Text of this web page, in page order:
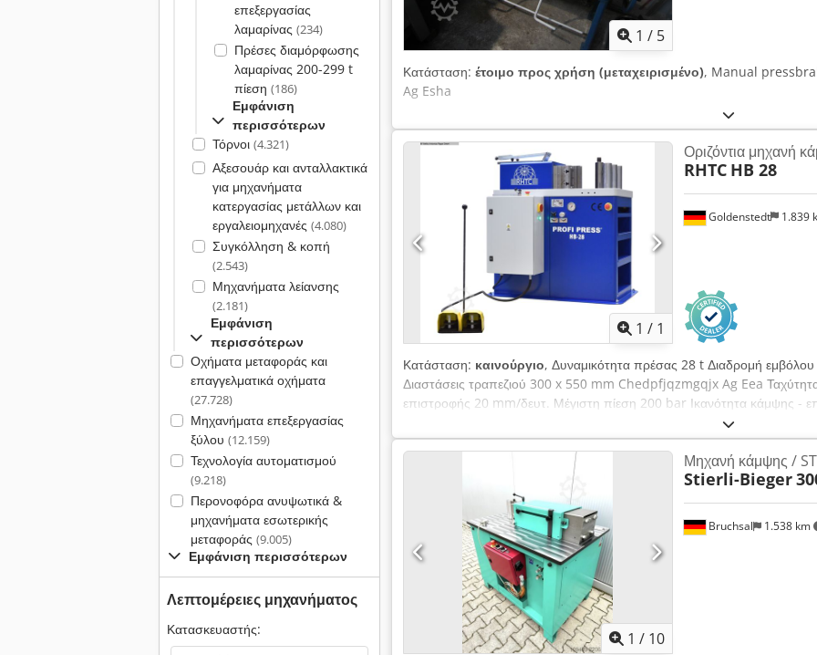
επεξεργασίας
λαμαρίνας (234)
Πρέσες διαμόρφωσης
λαμαρίνας 200-299 t
πίεση (186)
Εμφάνιση
περισσότερων
Τόρνοι (4.321)
Αξεσουάρ και ανταλλακτικά
για μηχανήματα
κατεργασίας μετάλλων και
εργαλειομηχανές (4.080)
Συγκόλληση & κοπή
(2.543)
Μηχανήματα λείανσης
(2.181)
Εμφάνιση
περισσότερων
Οχήματα μεταφοράς και
επαγγελματικά οχήματα
(27.728)
Μηχανήματα επεξεργασίας
ξύλου (12.159)
Τεχνολογία αυτοματισμού
(9.218)
Περονοφόρα ανυψωτικά &
μηχανήματα εσωτερικής
μεταφοράς (9.005)
Εμφάνιση περισσότερων
Λεπτομέρειες μηχανήματος
Κατασκευαστής:
1 / 5
Κατάσταση: έτοιμο προς χρήση (μεταχειρισμένο), Manual
Ag Esha
1 / 1
Goldenstedt 1.839
Οριζόντια μηχανή
RHTC HB 28
Κατάσταση: καινούργιο, Δυναμικότητα πρέσας 28 t Διαδρομή
Διαστάσεις τραπεζιού 300 x 550 mm Chedpfjqzmgqjx Ag Eea
επιστροφής 20 mm/δευτ. Μέγιστη πίεση 200 bar Ικανότητα κάμψης -
μηχανής περ. 800 kg Διαστάσεις περ. 1150 x 1103 x 750 mm NC
και αποθήκευση έως 100 προγραμμάτων Διακόπτης επιλογής για
ρύθμισης ροής και πίεσης Ενσωματωμένο μανόμετρο Εργαλειοφόρος
1 / 10
Bruchsal 1.538 km
Μηχανή κάμψης /
Stierli-Bieger